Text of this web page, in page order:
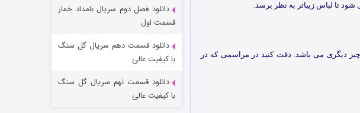
تا لباس زیباتر به نظر برسد.
می باشد. دقت کنید در مراسمی که در
شکست استوارت در نجات جهان
قسمت ۷ (زیرنویس) منتشر شد
دانلود فصل دوم سریال بامداد خمار
قسمت اول
دانلود قسمت دهم سریال گل سنگ
با کیفیت عالی
دانلود قسمت نهم سریال گل سنگ
با کیفیت عالی